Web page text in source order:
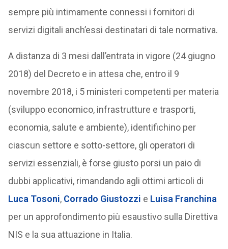
sempre più intimamente connessi i fornitori di
servizi digitali anch’essi destinatari di tale normativa.
A distanza di 3 mesi dall’entrata in vigore (24 giugno
2018) del Decreto e in attesa che, entro il 9
novembre 2018, i 5 ministeri competenti per materia
(sviluppo economico, infrastrutture e trasporti,
economia, salute e ambiente), identifichino per
ciascun settore e sotto-settore, gli operatori di
servizi essenziali, è forse giusto porsi un paio di
dubbi applicativi, rimandando agli ottimi articoli di
Luca Tosoni, Corrado Giustozzi e Luisa Franchina
per un approfondimento più esaustivo sulla Direttiva
NIS e la sua attuazione in Italia.